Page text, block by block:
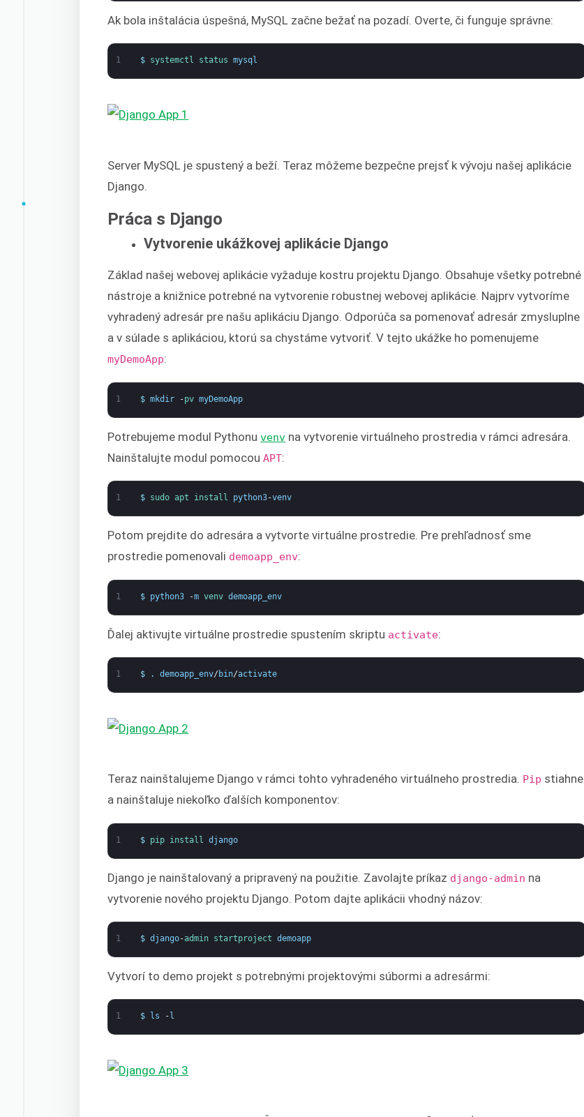
Ak bola inštalácia úspešná, MySQL začne bežať na pozadí. Overte, či funguje správne:
1 $ systemctl status mysql
Server MySQL je spustený a beží. Teraz môžeme bezpečne prejsť k vývoju našej aplikácie
Django.
Práca s Django
Vytvorenie ukážkovej aplikácie Django
Základ našej webovej aplikácie vyžaduje kostru projektu Django. Obsahuje všetky potrebné
nástroje a knižnice potrebné na vytvorenie robustnej webovej aplikácie. Najprv vytvoríme
vyhradený adresár pre našu aplikáciu Django. Odporúča sa pomenovať adresár zmysluplne
a v súlade s aplikáciou, ktorú sa chystáme vytvoriť. V tejto ukážke ho pomenujeme
myDemoApp:
1 $ mkdir -pv myDemoApp
Potrebujeme modul Pythonuvenv na vytvorenie virtuálneho prostredia v rámci adresára.
Nainštalujte modul pomocouAPT:
1 $ sudo apt install python3-venv
Potom prejdite do adresára a vytvorte virtuálne prostredie. Pre prehľadnosť sme
prostredie pomenovali demoapp_env:
1 $ python3 -m venv demoapp_env
Ďalej aktivujte virtuálne prostredie spustením skriptu activate:
1 $ . demoapp_env/ bin/activate
Teraz nainštalujeme Django v rámci tohto vyhradeného virtuálneho prostredia. Pip stiahne
a nainštaluje niekoľko ďalších komponentov:
1 $ pip install django
Django je nainštalovaný a pripravený na použitie. Zavolajte príkaz django-admin na
vytvorenie nového projektu Django. Potom dajte aplikácii vhodný názov:
1 $ django-admin startproject demoapp
Vytvorí to demo projekt s potrebnými projektovými súbormi a adresármi:
1 $ ls - l